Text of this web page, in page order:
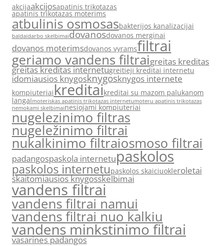
akcijaakcijosapatinis trikotazas
apatinis trikotazas moterims
atbulinis osmosasbakterijos kanalizacijai
baldaidarbo skelbimaidovanosdovanos merginai
dovanos moterimsdovanos vyramsfiltrai
geriamo vandens filtraigreitas kreditas
greitas kreditas internetugreitieji kreditai internetu
idomiausios knygosknygosknygos internete
kompiuteriaikreditaikreditai su mazom palukanom
langaimoteriskas apatinis trikotazas internetumoteru apatinis trikotazas
nemokami skelbimainesiojami kompiuteriai
nugelezinimo filtras
nugeležinimo filtrai
nukalkinimo filtraiosmoso filtrai
padangospaskola internetupaskolos
paskolos internetupaskolos skaiciuokleroletai
skaitomiausios knygosskelbimai
vandens filtrai
vandens filtrai namui
vandens filtrai nuo kalkiu
vandens minkstinimo filtrai
vasarines padangos